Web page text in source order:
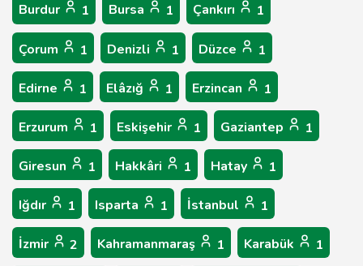
Burdur 1 Bursa 1 Çankırı 1
Çorum 1 Denizli 1 Düzce 1
Edirne 1 Elâzığ 1 Erzincan 1
Erzurum 1 Eskişehir 1 Gaziantep 1
Giresun 1 Hakkâri 1 Hatay 1
Iğdır 1 Isparta 1 İstanbul 1
İzmir 2 Kahramanmaraş 1 Karabük 1